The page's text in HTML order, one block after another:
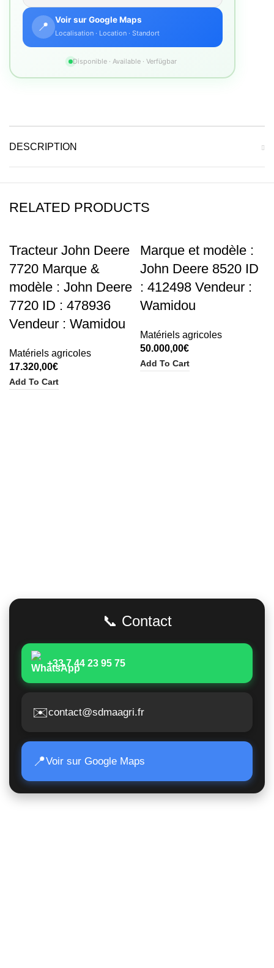
📍
Voir sur Google Maps
Localisation · Location · Standort
Disponible · Available · Verfügbar
DESCRIPTION
RELATED PRODUCTS
Tracteur John Deere
7720 Marque &
modèle : John Deere
7720 ID : 478936
Vendeur : Wamidou
Matériels agricoles
17.320,00€
Add To Cart
Marque et modèle :
John Deere 8520 ID
: 412498 Vendeur :
Wamidou
Matériels agricoles
50.000,00€
Add To Cart
📞 Contact
+33 7 44 23 95 75
✉️contact@sdmaagri.fr
📍Voir sur Google Maps